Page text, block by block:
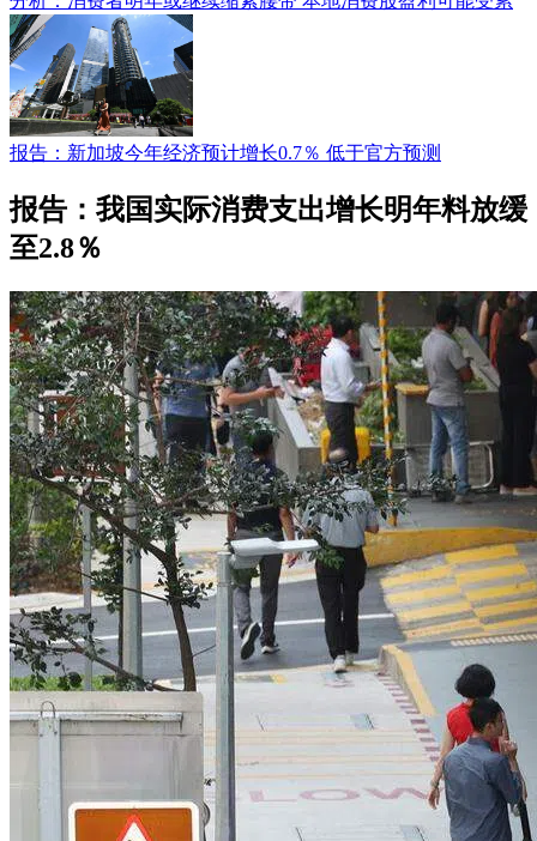
报告：新加坡今年经济预计增长0.7％ 低于官方预测
报告：我国实际消费支出增长明年料放缓
至2.8％